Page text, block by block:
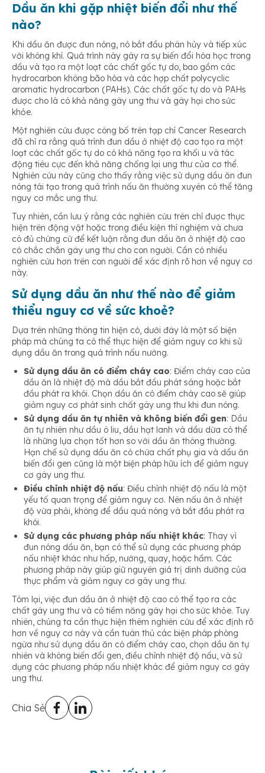
Dầu ăn khi gặp nhiệt biến đổi như thế
nào?
Khi dầu ăn được đun nóng, nó bắt đầu phân hủy và tiếp xúc
với không khí. Quá trình này gây ra sự biến đổi hóa học trong
dầu và tạo ra một loạt các chất gốc tự do, bao gồm các
hydrocarbon không bão hòa và các hợp chất polycyclic
aromatic hydrocarbon (PAHs). Các chất gốc tự do và PAHs
được cho là có khả năng gây ung thư và gây hại cho sức
khỏe.
Một nghiên cứu được công bố trên tạp chí Cancer Research
đã chỉ ra rằng quá trình đun dầu ở nhiệt độ cao tạo ra một
loạt các chất gốc tự do có khả năng tạo ra khối u và tác
động tiêu cực đến khả năng chống lại ung thư của cơ thể.
Nghiên cứu này cũng cho thấy rằng việc sử dụng dầu ăn đun
nóng tái tạo trong quá trình nấu ăn thường xuyên có thể tăng
nguy cơ mắc ung thư.
Tuy nhiên, cần lưu ý rằng các nghiên cứu trên chỉ được thực
hiện trên động vật hoặc trong điều kiện thí nghiệm và chưa
có đủ chứng cứ để kết luận rằng đun dầu ăn ở nhiệt độ cao
có chắc chắn gây ung thư cho con người. Cần có nhiều
nghiên cứu hơn trên con người để xác định rõ hơn về nguy cơ
này.
Sử dụng dầu ăn như thế nào để giảm
thiểu nguy cơ về sức khoẻ?
Dựa trên những thông tin hiện có, dưới đây là một số biện
pháp mà chúng ta có thể thực hiện để giảm nguy cơ khi sử
dụng dầu ăn trong quá trình nấu nướng.
Sử dụng dầu ăn có điểm cháy cao: Điểm cháy cao của
dầu ăn là nhiệt độ mà dầu bắt đầu phát sáng hoặc bắt
đầu phát ra khói. Chọn dầu ăn có điểm cháy cao sẽ giúp
giảm nguy cơ phát sinh chất gây ung thư khi đun nóng.
Sử dụng dầu ăn tự nhiên và không biến đổi gen: Dầu
ăn tự nhiên như dầu ô liu, dầu hạt lanh và dầu dừa có thể
là những lựa chọn tốt hơn so với dầu ăn thông thường.
Hạn chế sử dụng dầu ăn có chứa chất phụ gia và dầu ăn
biến đổi gen cũng là một biện pháp hữu ích để giảm nguy
cơ gây ung thư.
Điều chỉnh nhiệt độ nấu: Điều chỉnh nhiệt độ nấu là một
yếu tố quan trọng để giảm nguy cơ. Nên nấu ăn ở nhiệt
độ vừa phải, không để dầu quá nóng và bắt đầu phát ra
khói.
Sử dụng các phương pháp nấu nhiệt khác: Thay vì
đun nóng dầu ăn, bạn có thể sử dụng các phương pháp
nấu nhiệt khác như hấp, nướng, quay, hoặc hầm. Các
phương pháp này giúp giữ nguyên giá trị dinh dưỡng của
thực phẩm và giảm nguy cơ gây ung thư.
Tóm lại, việc đun dầu ăn ở nhiệt độ cao có thể tạo ra các
chất gây ung thư và có tiềm năng gây hại cho sức khỏe. Tuy
nhiên, chúng ta cần thực hiện thêm nghiên cứu để xác định rõ
hơn về nguy cơ này và cần tuân thủ các biện pháp phòng
ngừa như sử dụng dầu ăn có điểm cháy cao, chọn dầu ăn tự
nhiên và không biến đổi gen, điều chỉnh nhiệt độ nấu, và sử
dụng các phương pháp nấu nhiệt khác để giảm nguy cơ gây
ung thư.
Chia Sẻ